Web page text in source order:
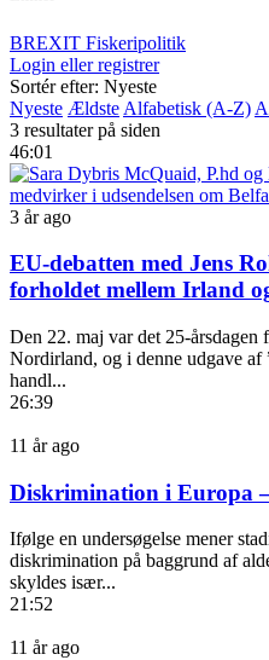
BREXIT Fiskeripolitik
Login eller registrer
Sortér efter: Nyeste
Nyeste Ældste Alfabetisk (A-Z)
3 resultater på siden
46:01
3 år ago
EU-debatten med Jens
forholdet mellem Irland
Den 22. maj var det 25-
Nordirland, og i denne udgave af
handl...
26:39
11 år ago
Diskrimination i Europa
Ifølge en undersøgelse mener
diskrimination på baggrund af
skyldes især...
21:52
11 år ago